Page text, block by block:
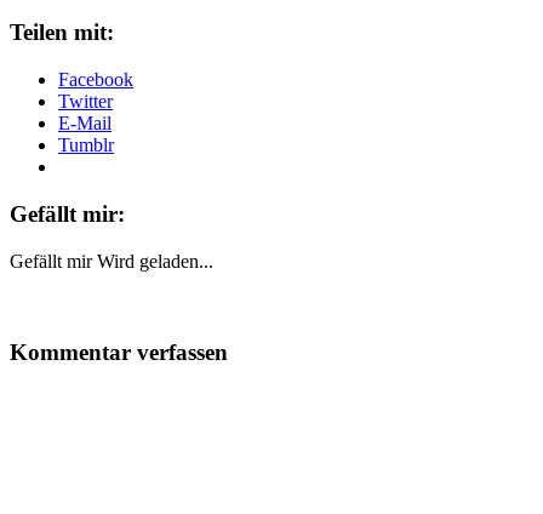
Teilen mit:
Facebook
Twitter
E-Mail
Tumblr
Gefällt mir:
Gefällt mir Wird geladen...
Kommentar verfassen